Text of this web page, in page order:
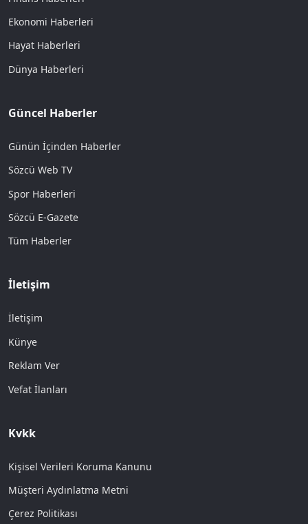
Ekonomi Haberleri
Hayat Haberleri
Dünya Haberleri
Güncel Haberler
Günün İçinden Haberler
Sözcü Web TV
Spor Haberleri
Sözcü E-Gazete
Tüm Haberler
İletişim
İletişim
Künye
Reklam Ver
Vefat İlanları
Kvkk
Kişisel Verileri Koruma Kanunu
Müşteri Aydınlatma Metni
Çerez Politikası